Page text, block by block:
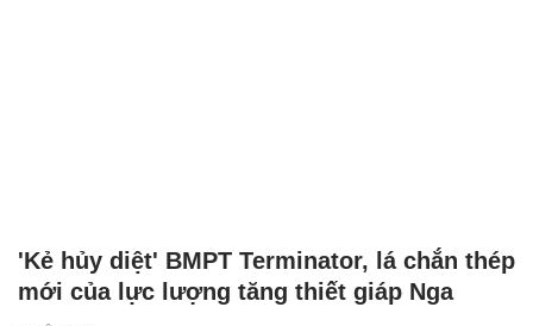
'Kẻ hủy diệt' BMPT Terminator, lá chắn thép
mới của lực lượng tăng thiết giáp Nga